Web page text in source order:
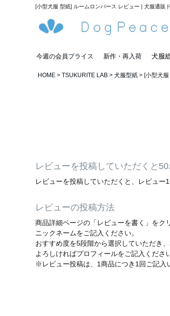
[小型犬服 型紙] ルームロンパース レビュー | 犬服通販
今週の会員プライス 新作・再入荷 犬服
HOME TSUKURITE LAB 犬服型紙 [小型犬
レビューを投稿していただくと
レビューを投稿していただくと、レビュー
レビューの投稿方法
商品詳細ページの「レビューを書く」をク
ニックネームをご記入ください。
おすすめ度を5段階から選択していただき
よろしければプロフィールをご記入くださ
※レビュー投稿は、1商品につき1回ご記入